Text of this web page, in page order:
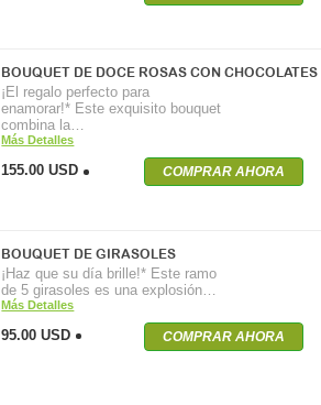
BOUQUET DE DOCE ROSAS CON CHOCOLATES
¡El regalo perfecto para
enamorar!* Este exquisito bouquet
combina la…
Más Detalles
155.00 USD COMPRAR AHORA
BOUQUET DE GIRASOLES
¡Haz que su día brille!* Este ramo
de 5 girasoles es una explosión…
Más Detalles
95.00 USD COMPRAR AHORA